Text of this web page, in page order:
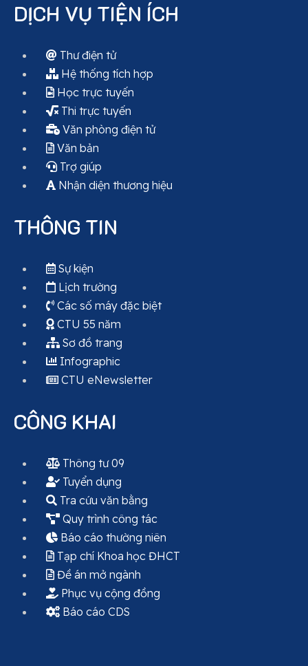
DỊCH VỤ TIỆN ÍCH
Thư điện tử
Hệ thống tích hợp
Học trực tuyến
Thi trực tuyến
Văn phòng điện tử
Văn bản
Trợ giúp
Nhận diện thương hiệu
THÔNG TIN
Sự kiện
Lịch trường
Các số máy đặc biệt
CTU 55 năm
Sơ đồ trang
Infographic
CTU eNewsletter
CÔNG KHAI
Thông tư 09
Tuyển dụng
Tra cứu văn bằng
Quy trình công tác
Báo cáo thường niên
Tạp chí Khoa học ĐHCT
Đề án mở ngành
Phục vụ cộng đồng
Báo cáo CDS